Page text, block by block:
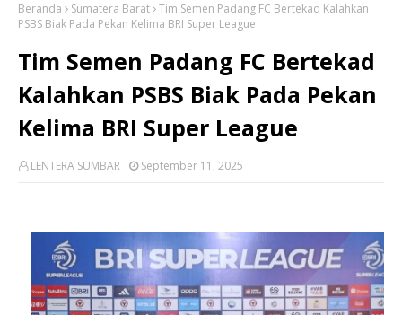
Beranda Sumatera Barat Tim Semen Padang FC Bertekad Kalahkan
PSBS Biak Pada Pekan Kelima BRI Super League
Tim Semen Padang FC Bertekad
Kalahkan PSBS Biak Pada Pekan
Kelima BRI Super League
LENTERA SUMBAR September 11, 2025